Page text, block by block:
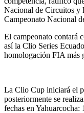
Nacional de Circuitos y
Campeonato Nacional
El campeonato contará
así la Clio Series
homologación FIA más
La Clio Cup iniciará el
posteriormente se
fechas en